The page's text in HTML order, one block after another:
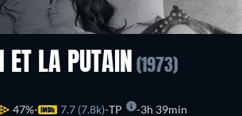
LA PUTAIN (1973)
47% 7.7 (7.8k) TP 3h 39min